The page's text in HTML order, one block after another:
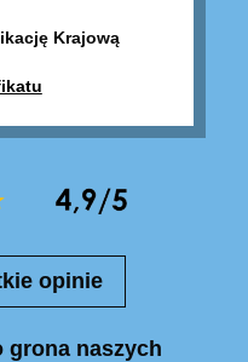
Krajową
opinie
grona naszych